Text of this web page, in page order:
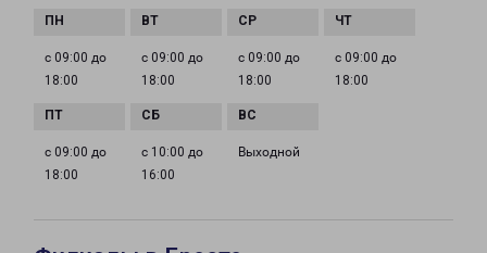
с 09:00 до
18:00
с 09:00 до
18:00
с 09:00 до
18:00
с 09:00 до
18:00
с 09:00 до
18:00
с 10:00 до
16:00
Выходной